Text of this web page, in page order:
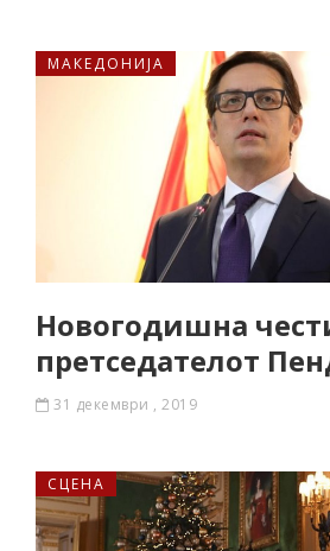
МАКЕДОНИЈА
Новогодишна
претседателот
31 декември , 2019
СЦЕНА